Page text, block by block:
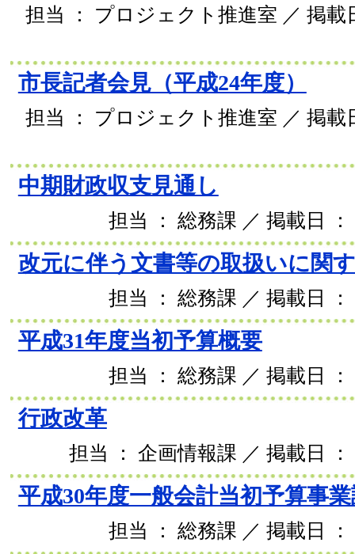
担当 ： プロジェクト推進室 ／ 掲載
市長記者会見（平成24年度）
担当 ： プロジェクト推進室 ／ 掲載
中期財政収支見通し
担当 ： 総務課 ／ 掲載日
改元に伴う文書等の取扱いに関
担当 ： 総務課 ／ 掲載日
平成31年度当初予算概要
担当 ： 総務課 ／ 掲載日
行政改革
担当 ： 企画情報課 ／ 掲載日 ：
平成30年度一般会計当初予算事
担当 ： 総務課 ／ 掲載日